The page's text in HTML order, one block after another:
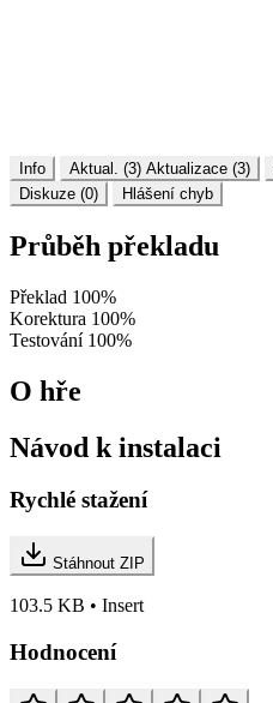
Info Aktual. (3) Aktualizace (3)
Diskuze (0)
Hlášení chyb
Průběh překladu
Překlad 100%
Korektura 100%
Testování 100%
O hře
Návod k instalaci
Rychlé stažení
Stáhnout ZIP
103.5 KB • Insert
Hodnocení